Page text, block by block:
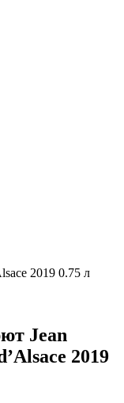
2019 0.75 л
Jean
2019